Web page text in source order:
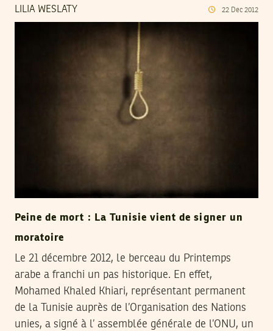
LILIA WESLATY 22 Dec 2012
Peine de mort : La Tunisie vient de signer un
moratoire
Le 21 décembre 2012, le berceau du Printemps
arabe a franchi un pas historique. En effet,
Mohamed Khaled Khiari, représentant permanent
de la Tunisie auprès de l’Organisation des Nations
unies, a signé à l’ assemblée générale de l’ONU, un